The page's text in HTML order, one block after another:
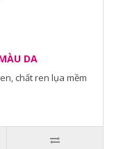
DA
chất ren lụa mềm